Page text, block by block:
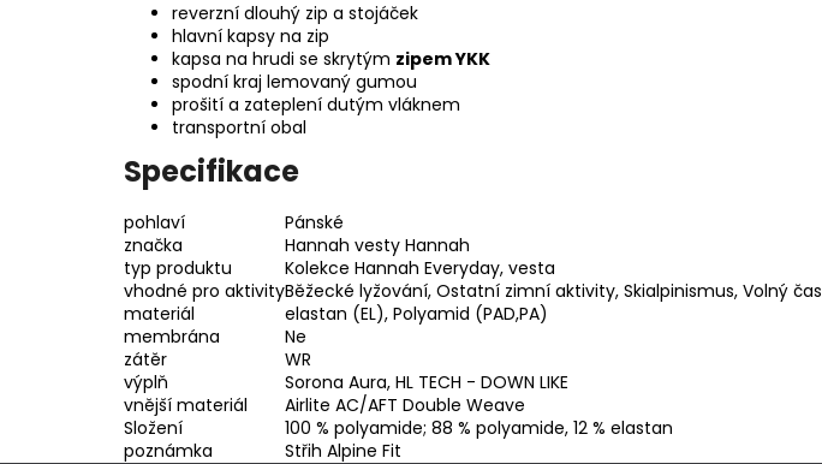
reverzní dlouhý zip a stojáček
hlavní kapsy na zip
kapsa na hrudi se skrytým zipem YKK
spodní kraj lemovaný gumou
prošití a zateplení dutým vláknem
transportní obal
Specifikace
pohlaví
Pánské
značka
Hannah vesty Hannah
typ produktu
Kolekce Hannah Everyday, vesta
vhodné pro aktivityBěžecké lyžování, Ostatní zimní aktivity, Skialpinismus, Volný čas
materiál
elastan (EL), Polyamid (PAD,PA)
membrána
Ne
zátěr
WR
výplň
Sorona Aura, HL TECH - DOWN LIKE
vnější materiál
Airlite AC/AFT Double Weave
Složení
100 % polyamide; 88 % polyamide, 12 % elastan
poznámka
Střih Alpine Fit